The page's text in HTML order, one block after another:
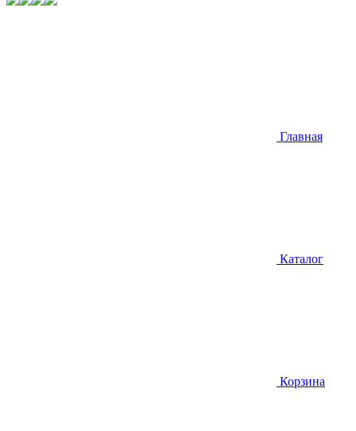
Главная
Каталог
Корзина